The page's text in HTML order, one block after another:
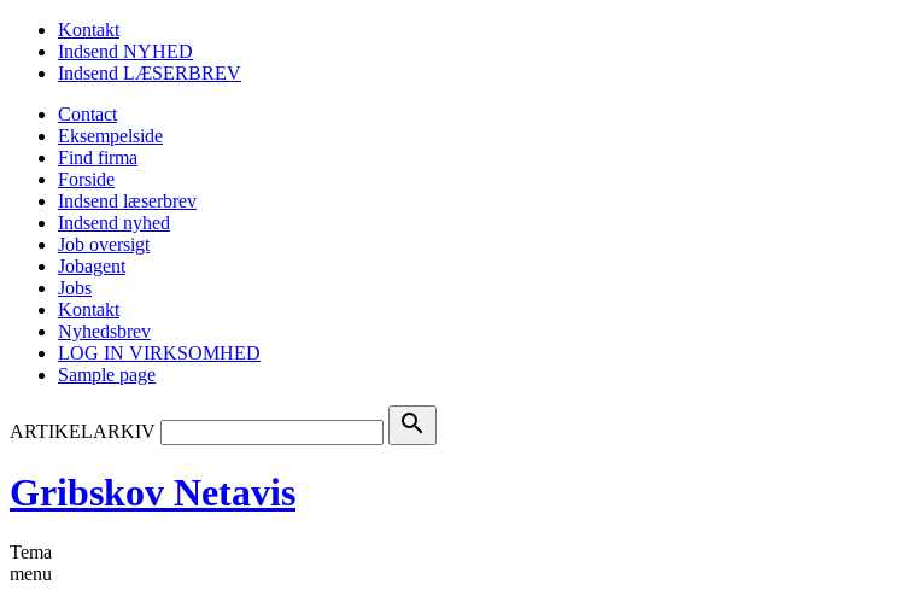
Kontakt
Indsend NYHED
Indsend LÆSERBREV
Contact
Eksempelside
Find firma
Forside
Indsend læserbrev
Indsend nyhed
Job oversigt
Jobagent
Jobs
Kontakt
Nyhedsbrev
LOG IN VIRKSOMHED
Sample page
ARTIKELARKIV search
Gribskov Netavis
Tema
menu